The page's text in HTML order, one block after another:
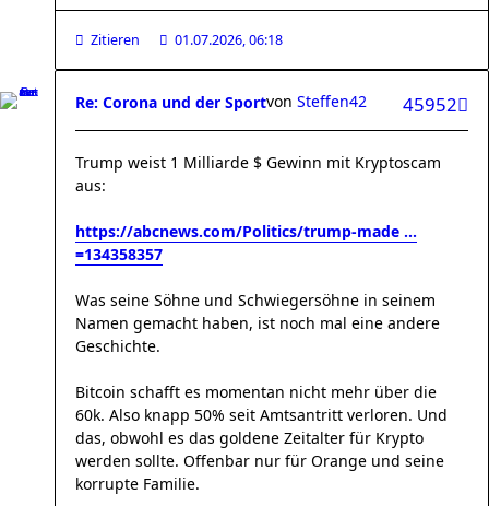
Zitieren 01.07.2026, 06:18
Re: Corona und der Sport 45952
von Steffen42
Trump weist 1 Milliarde $ Gewinn mit Kryptoscam
aus:
https://abcnews.com/Politics/trump-made ...
=134358357
Was seine Söhne und Schwiegersöhne in seinem
Namen gemacht haben, ist noch mal eine andere
Geschichte.
Bitcoin schafft es momentan nicht mehr über die
60k. Also knapp 50% seit Amtsantritt verloren. Und
das, obwohl es das goldene Zeitalter für Krypto
werden sollte. Offenbar nur für Orange und seine
korrupte Familie.